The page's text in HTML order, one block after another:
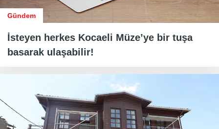
Gündem
İsteyen herkes Kocaeli Müze’ye bir tuşa
basarak ulaşabilir!